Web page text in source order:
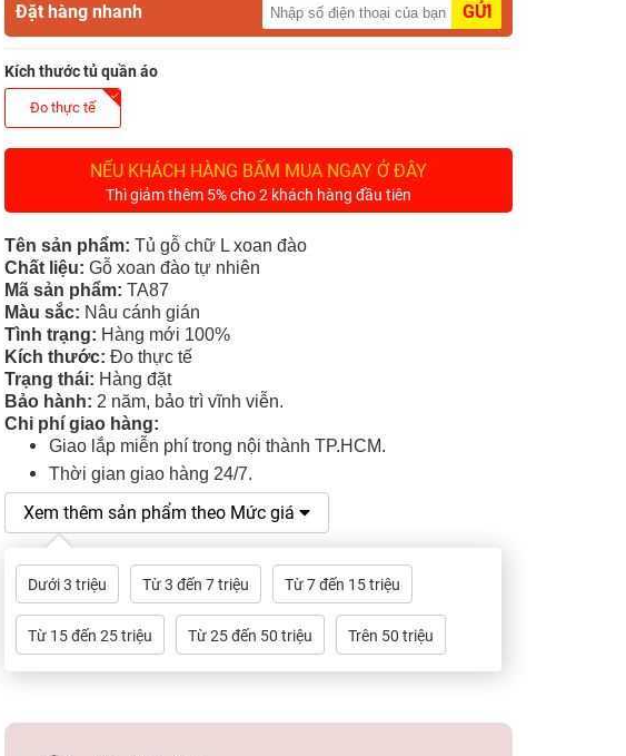
Đặt hàng nhanh GỬI
Kích thước tủ quần áo
Đo thực tế
NẾU KHÁCH HÀNG BẤM MUA NGAY Ở ĐÂY
Thì giảm thêm 5% cho 2 khách hàng đầu tiên
Tên sản phẩm: Tủ gỗ chữ L xoan đào
Chất liệu: Gỗ xoan đào tự nhiên
Mã sản phẩm: TA87
Màu sắc: Nâu cánh gián
Tình trạng: Hàng mới 100%
Kích thước: Đo thực tế
Trạng thái: Hàng đặt
Bảo hành: 2 năm, bảo trì vĩnh viễn.
Chi phí giao hàng:
Giao lắp miễn phí trong nội thành TP.HCM.
Thời gian giao hàng 24/7.
Xem thêm sản phẩm theo Mức giá
Dưới 3 triệu Từ 3 đến 7 triệu Từ 7 đến 15 triệu
Từ 15 đến 25 triệu Từ 25 đến 50 triệu Trên 50 triệu